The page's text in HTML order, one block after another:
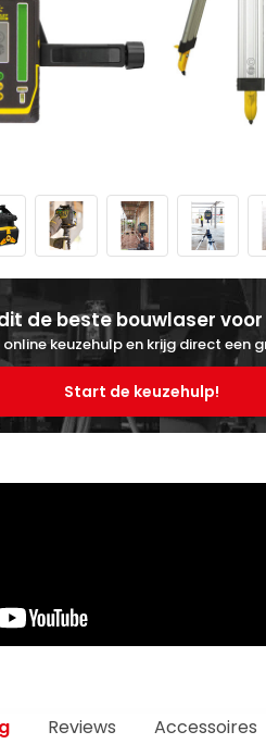
de beste bouwlaser voor
online keuzehulp en krijg direct een
Start de keuzehulp!
Reviews Accessoires